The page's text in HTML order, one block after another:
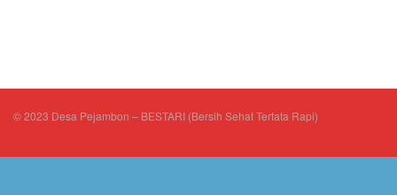
© 2023 Desa Pejambon – BESTARI (Bersih Sehat Tertata Rapi)